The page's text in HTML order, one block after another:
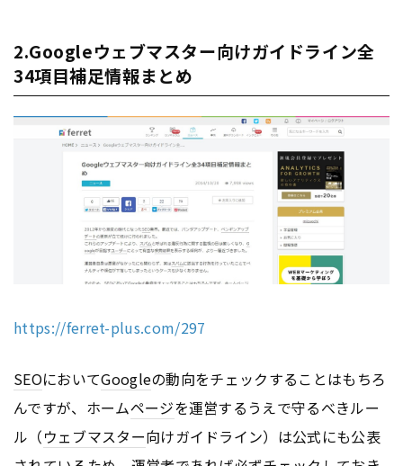
2.Googleウェブマスター向けガイドライン全
34項目補足情報まとめ
https://ferret-plus.com/297
SEOにおいてGoogleの動向をチェックすることはもちろ
んですが、ホームページを運営するうえで守るべきルー
ル（ウェブマスター向けガイドライン）は公式にも公表